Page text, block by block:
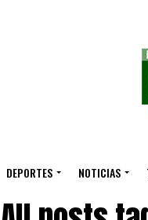
DEPORTES NOTICIAS